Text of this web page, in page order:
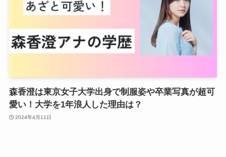
森香澄は東京女子大学出身で制服姿や卒業写真が超可
愛い！大学を1年浪人した理由は？
2024年4月11日